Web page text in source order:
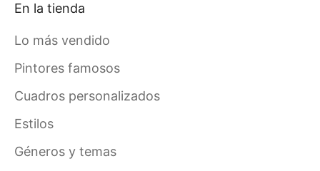
En la tienda
Lo más vendido
Pintores famosos
Cuadros personalizados
Estilos
Géneros y temas